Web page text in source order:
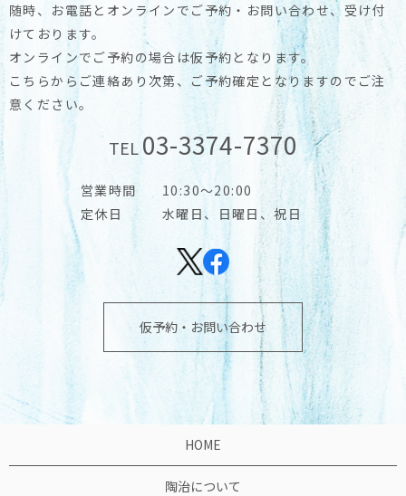
随時、お電話とオンラインでご予約・お問い合わせ、受け付
けております。
オンラインでご予約の場合は仮予約となります。
こちらからご連絡あり次第、ご予約確定となりますのでご注
意ください。
TEL03-3374-7370
営業時間
10:30～20:00
定休日
水曜日、日曜日、祝日
仮予約・お問い合わせ
HOME
陶治について